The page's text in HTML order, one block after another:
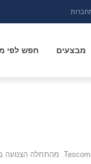
מבצעים חפש לפי